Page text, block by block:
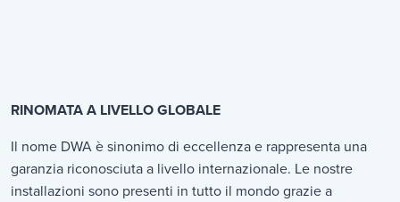
RINOMATA A LIVELLO GLOBALE
Il nome DWA è sinonimo di eccellenza e rappresenta una
garanzia riconosciuta a livello internazionale. Le nostre
installazioni sono presenti in tutto il mondo grazie a